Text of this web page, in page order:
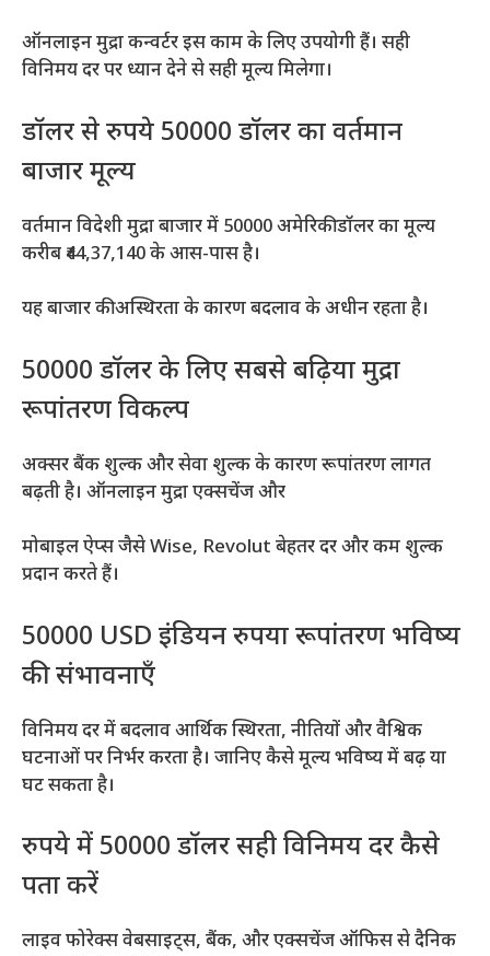
ऑनलाइन मुद्रा कन्वर्टर इस काम के लिए उपयोगी हैं। सही
विनिमय दर पर ध्यान देने से सही मूल्य मिलेगा।
डॉलर से रुपये 50000 डॉलर का वर्तमान
बाजार मूल्य
वर्तमान विदेशी मुद्रा बाजार में 50000 अमेरिकी डॉलर का मूल्य
करीब ₹44,37,140 के आस-पास है।
यह बाजार की अस्थिरता के कारण बदलाव के अधीन रहता है।
50000 डॉलर के लिए सबसे बढ़िया मुद्रा
रूपांतरण विकल्प
अक्सर बैंक शुल्क और सेवा शुल्क के कारण रूपांतरण लागत
बढ़ती है। ऑनलाइन मुद्रा एक्सचेंज और
मोबाइल ऐप्स जैसे Wise, Revolut बेहतर दर और कम शुल्क
प्रदान करते हैं।
50000 USD इंडियन रुपया रूपांतरण भविष्य
की संभावनाएँ
विनिमय दर में बदलाव आर्थिक स्थिरता, नीतियों और वैश्विक
घटनाओं पर निर्भर करता है। जानिए कैसे मूल्य भविष्य में बढ़ या
घट सकता है।
रुपये में 50000 डॉलर सही विनिमय दर कैसे
पता करें
लाइव फोरेक्स वेबसाइट्स, बैंक, और एक्सचेंज ऑफिस से दैनिक